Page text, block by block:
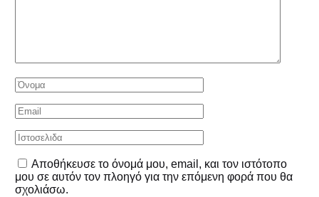
Αποθήκευσε το όνομά μου, email, και τον ιστότοπο
μου σε αυτόν τον πλοηγό για την επόμενη φορά που θα
σχολιάσω.